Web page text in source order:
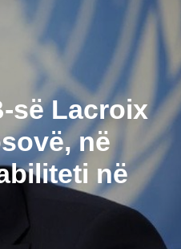
së Lacroix
në
në